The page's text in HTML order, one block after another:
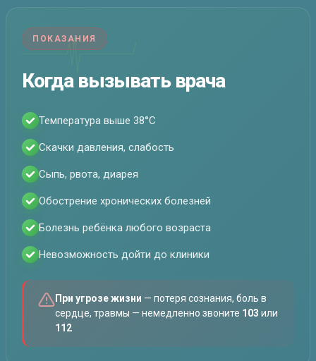
ПОКАЗАНИЯ
Когда вызывать врача
Температура выше 38°C
Скачки давления, слабость
Сыпь, рвота, диарея
Обострение хронических болезней
Болезнь ребёнка любого возраста
Невозможность дойти до клиники
При угрозе жизни — потеря сознания, боль в
сердце, травмы — немедленно звоните 103 или
112